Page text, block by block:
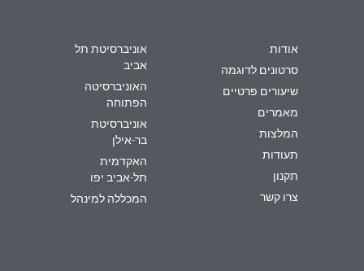
אודות
סרטונים לדוגמה
שיעורים פרטיים
מאמרים
המלצות
תעודות
תקנון
צרו קשר
אוניברסיטת תל
אביב
האוניברסיטה
הפתוחה
אוניברסיטת
בר-אילן
האקדמית
תל-אביב יפו
המכללה למינהל